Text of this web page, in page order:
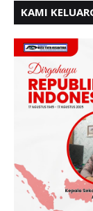
KAMI
BERDAULAT